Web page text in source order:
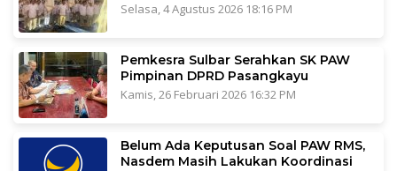
Selasa, 4 Agustus 2026 18:16 PM
Pemkesra Sulbar Serahkan SK PAW
Pimpinan DPRD Pasangkayu
Kamis, 26 Februari 2026 16:32 PM
Belum Ada Keputusan Soal PAW RMS,
Nasdem Masih Lakukan Koordinasi